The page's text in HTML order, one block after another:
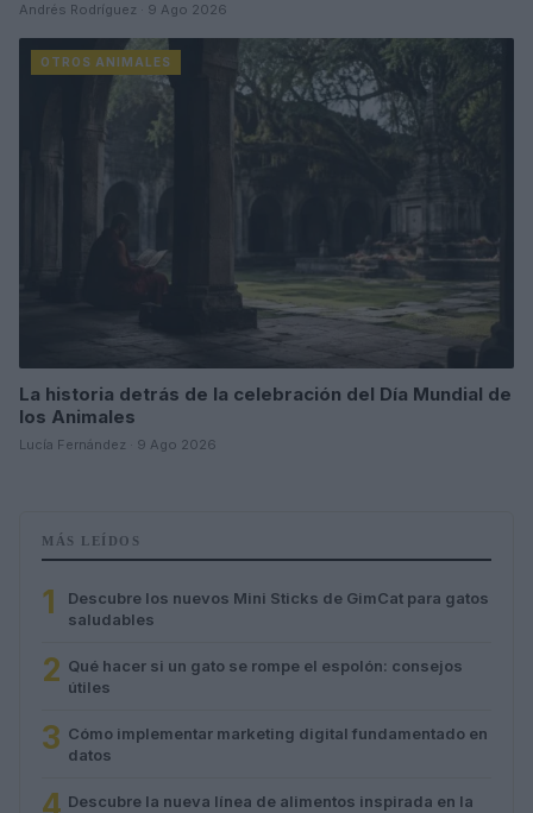
Andrés Rodríguez · 9 Ago 2026
OTROS ANIMALES
La historia detrás de la celebración del Día Mundial de
los Animales
Lucía Fernández · 9 Ago 2026
MÁS LEÍDOS
1
Descubre los nuevos Mini Sticks de GimCat para gatos
saludables
2 Qué hacer si un gato se rompe el espolón: consejos
útiles
3 Cómo implementar marketing digital fundamentado en
datos
4 Descubre la nueva línea de alimentos inspirada en la